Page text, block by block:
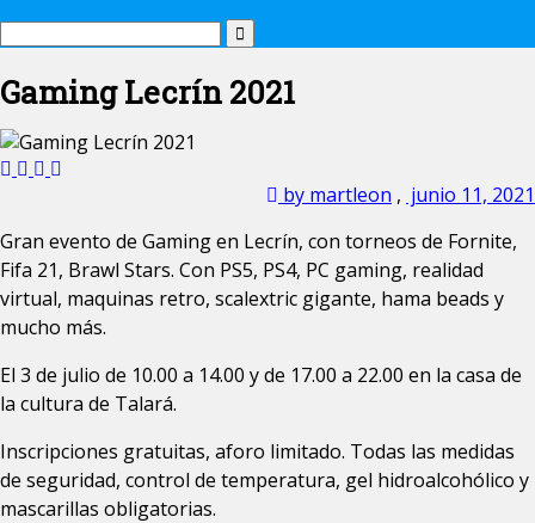
Gaming Lecrín 2021
by martleon , junio 11, 2021
Gran evento de Gaming en Lecrín, con torneos de Fornite,
Fifa 21, Brawl Stars. Con PS5, PS4, PC gaming, realidad
virtual, maquinas retro, scalextric gigante, hama beads y
mucho más.
El 3 de julio de 10.00 a 14.00 y de 17.00 a 22.00 en la casa de
la cultura de Talará.
Inscripciones gratuitas, aforo limitado. Todas las medidas
de seguridad, control de temperatura, gel hidroalcohólico y
mascarillas obligatorias.